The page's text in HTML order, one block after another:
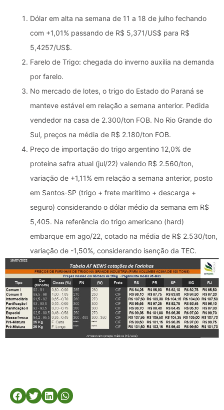
Dólar em alta na semana de 11 a 18 de julho fechando
com +1,01% passando de R$ 5,371/US$ para R$
5,4257/US$.
Farelo de Trigo: chegada do inverno auxilia na demanda
por farelo.
No mercado de lotes, o trigo do Estado do Paraná se
manteve estável em relação a semana anterior. Pedida
vendedor na casa de 2.300/ton FOB. No Rio Grande do
Sul, preços na média de R$ 2.180/ton FOB.
Preço de importação do trigo argentino 12,0% de
proteína safra atual (jul/22) valendo R$ 2.560/ton,
variação de +1,11% em relação a semana anterior, posto
em Santos-SP (trigo + frete marítimo + descarga +
seguro) considerando o dólar médio da semana em R$
5,405. Na referência do trigo americano (hard)
embarque em ago/22, cotado na média de R$ 2.530/ton,
variação de -1,50%, considerando isenção da TEC.